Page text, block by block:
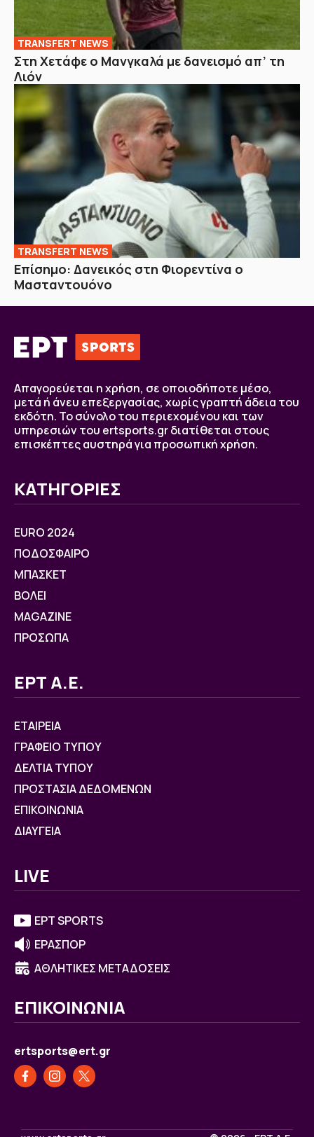
TRANSFERT NEWS
Στη Χετάφε ο Μανγκαλά με δανεισμό απ’ τη
Λιόν
TRANSFERT NEWS
Επίσημο: Δανεικός στη Φιορεντίνα ο
Μασταντουόνο
Απαγορεύεται η χρήση, σε οποιοδήποτε μέσο,
μετά ή άνευ επεξεργασίας, χωρίς γραπτή άδεια του
εκδότη. Το σύνολο του περιεχομένου και των
υπηρεσιών του ertsports.gr διατίθεται στους
επισκέπτες αυστηρά για προσωπική χρήση.
ΚΑΤΗΓΟΡΙΕΣ
EURO 2024
ΠΟΔΟΣΦΑΙΡΟ
ΜΠΑΣΚΕΤ
ΒOΛΕΙ
MAGAZINE
ΠΡΟΣΩΠΑ
ΕΡΤ Α.Ε.
ΕΤΑΙΡΕΙΑ
ΓΡΑΦΕΙΟ ΤΥΠΟΥ
ΔΕΛΤΙΑ ΤΥΠΟΥ
ΠΡΟΣΤΑΣΙΑ ΔΕΔΟΜΕΝΩΝ
ΕΠΙΚΟΙΝΩΝΙΑ
ΔΙΑΥΓΕΙΑ
LIVE
ΕΡΤ SPORTS
ΕΡΑΣΠΟΡ
ΑΘΛΗΤΙΚΕΣ ΜΕΤΑΔΟΣΕΙΣ
ΕΠΙΚΟΙΝΩΝΙΑ
ertsports@ert.gr